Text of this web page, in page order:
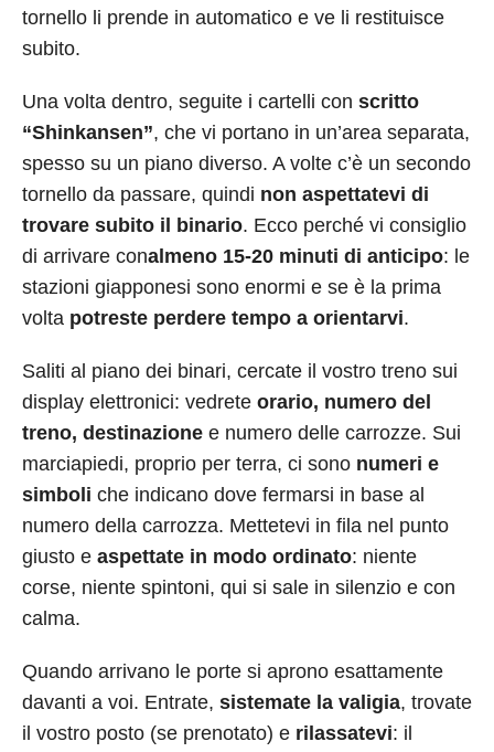
tornello li prende in automatico e ve li restituisce
subito.
Una volta dentro, seguite i cartelli con scritto
“Shinkansen”, che vi portano in un’area separata,
spesso su un piano diverso. A volte c’è un secondo
tornello da passare, quindi non aspettatevi di
trovare subito il binario. Ecco perché vi consiglio
di arrivare conalmeno 15-20 minuti di anticipo: le
stazioni giapponesi sono enormi e se è la prima
volta potreste perdere tempo a orientarvi.
Saliti al piano dei binari, cercate il vostro treno sui
display elettronici: vedrete orario, numero del
treno, destinazione e numero delle carrozze. Sui
marciapiedi, proprio per terra, ci sono numeri e
simboli che indicano dove fermarsi in base al
numero della carrozza. Mettetevi in fila nel punto
giusto e aspettate in modo ordinato: niente
corse, niente spintoni, qui si sale in silenzio e con
calma.
Quando arrivano le porte si aprono esattamente
davanti a voi. Entrate, sistemate la valigia, trovate
il vostro posto (se prenotato) e rilassatevi: il